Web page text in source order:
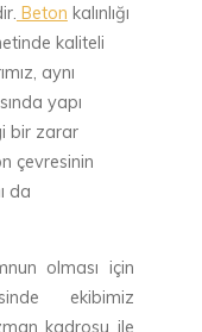
Beton kalınlığı
kaliteli
aynı
yapı
bir zarar
çevresinin
da
olması için
ekibimiz
kadrosu ile